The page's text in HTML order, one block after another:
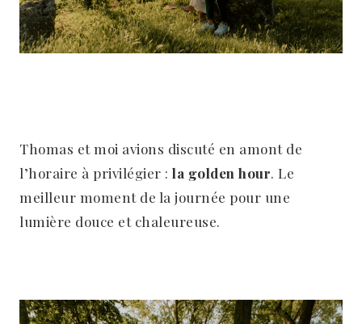
Thomas et moi avions discuté en amont de
l’horaire à privilégier :la golden hour. Le
meilleur moment de la journée pour une
lumière douce et chaleureuse.